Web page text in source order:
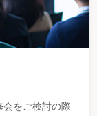
をご検討の際